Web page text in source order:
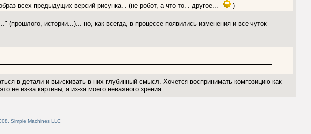
всех предыдущих версий рисунка... (не робот, а что-то... другое... )
(прошлого, истории...)... но, как всегда, в процессе появились изменения и все чуток
в детали и выискивать в них глубинный смысл. Хочется воспринимать композицию как
не из-за картины, а из-за моего неважного зрения.
Simple Machines LLC